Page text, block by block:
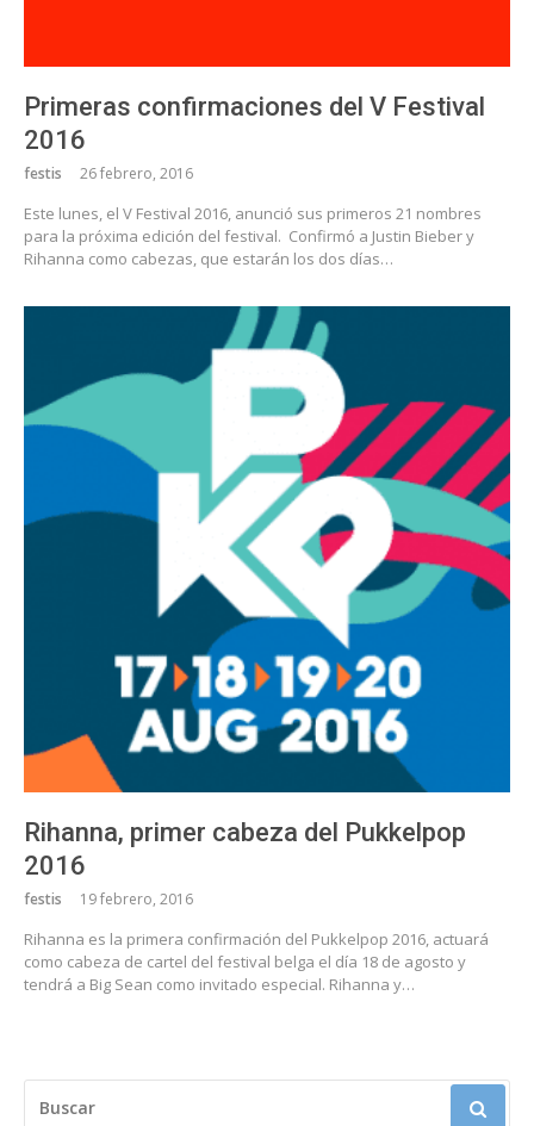
Primeras confirmaciones del V Festival
2016
festis 26 febrero, 2016
Este lunes, el V Festival 2016, anunció sus primeros 21 nombres
para la próxima edición del festival. Confirmó a Justin Bieber y
Rihanna como cabezas, que estarán los dos días…
Rihanna, primer cabeza del Pukkelpop
2016
festis 19 febrero, 2016
Rihanna es la primera confirmación del Pukkelpop 2016, actuará
como cabeza de cartel del festival belga el día 18 de agosto y
tendrá a Big Sean como invitado especial. Rihanna y…